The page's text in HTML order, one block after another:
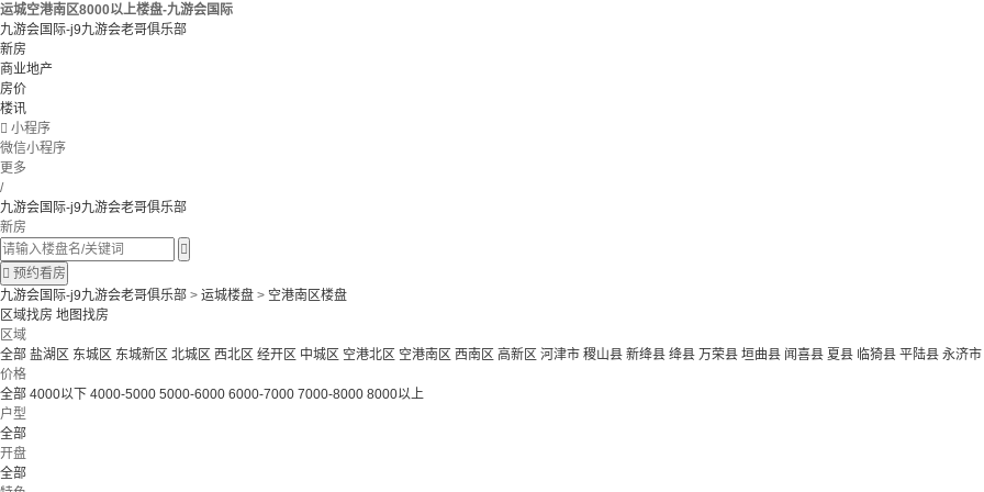
运城空港南区8000以上楼盘-九游会国际
九游会国际-j9九游会老哥俱乐部
新房
商业地产
房价
楼讯
 小程序
微信小程序
更多
/
九游会国际-j9九游会老哥俱乐部
新房

 预约看房
九游会国际-j9九游会老哥俱乐部 > 运城楼盘 > 空港南区楼盘
区域找房 地图找房
区域
全部 盐湖区 东城区 东城新区 北城区 西北区 经开区 中城区 空港北区 空港南区 西南区 高新区 河津市 稷山县 新绛县 绛县 万荣县 垣曲县 闻喜县 夏县 临猗县 平陆县 永济市
价格
全部 4000以下 4000-5000 5000-6000 6000-7000 7000-8000 8000以上
户型
全部
开盘
全部